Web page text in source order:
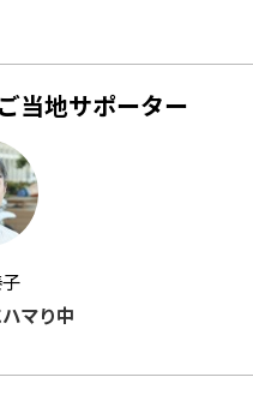
当地サポーター
マり中